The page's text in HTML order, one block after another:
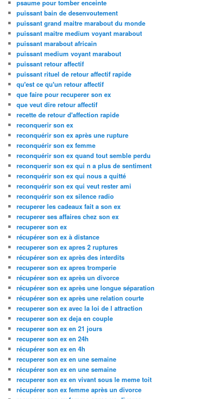
psaume pour tomber enceinte
puissant bain de desenvoutement
puissant grand maitre marabout du monde
puissant maitre medium voyant marabout
puissant marabout africain
puissant medium voyant marabout
puissant retour affectif
puissant rituel de retour affectif rapide
qu'est ce qu'un retour affectif
que faire pour recuperer son ex
que veut dire retour affectif
recette de retour d'affection rapide
reconquerir son ex
reconquérir son ex après une rupture
reconquérir son ex femme
reconquérir son ex quand tout semble perdu
reconquerir son ex qui n a plus de sentiment
reconquérir son ex qui nous a quitté
reconquérir son ex qui veut rester ami
reconquérir son ex silence radio
recuperer les cadeaux fait a son ex
recuperer ses affaires chez son ex
recuperer son ex
récupérer son ex à distance
recuperer son ex apres 2 ruptures
récupérer son ex après des interdits
recuperer son ex apres tromperie
récupérer son ex après un divorce
récupérer son ex après une longue séparation
récupérer son ex après une relation courte
recuperer son ex avec la loi de l attraction
recuperer son ex deja en couple
recuperer son ex en 21 jours
recuperer son ex en 24h
récupérer son ex en 4h
recuperer son ex en une semaine
récupérer son ex en une semaine
recuperer son ex en vivant sous le meme toit
récupérer son ex femme après un divorce